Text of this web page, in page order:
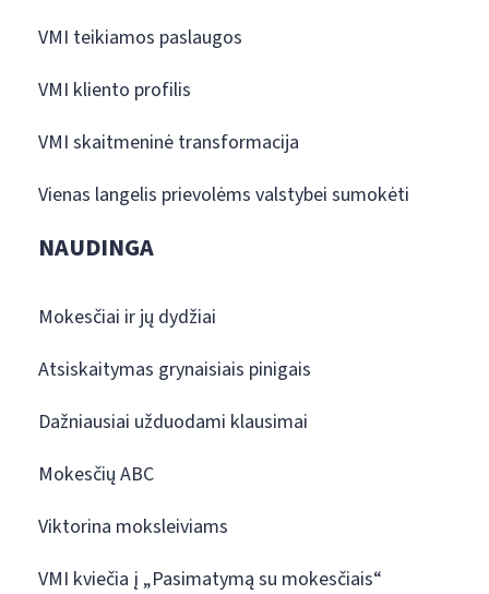
VMI teikiamos paslaugos
VMI kliento profilis
VMI skaitmeninė transformacija
Vienas langelis prievolėms valstybei sumokėti
NAUDINGA
Mokesčiai ir jų dydžiai
Atsiskaitymas grynaisiais pinigais
Dažniausiai užduodami klausimai
Mokesčių ABC
Viktorina moksleiviams
VMI kviečia į „Pasimatymą su mokesčiais“